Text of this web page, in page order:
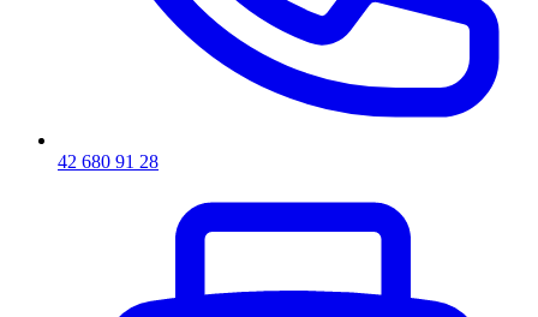
42 680 91 28